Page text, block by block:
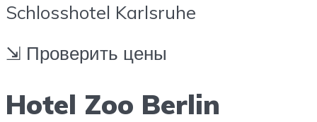
Schlosshotel Karlsruhe
⇲ Проверить цены
Hotel Zoo Berlin